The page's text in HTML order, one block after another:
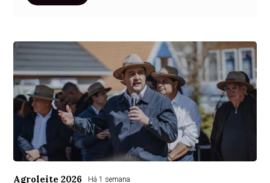
Agroleite 2026 Há 1 semana